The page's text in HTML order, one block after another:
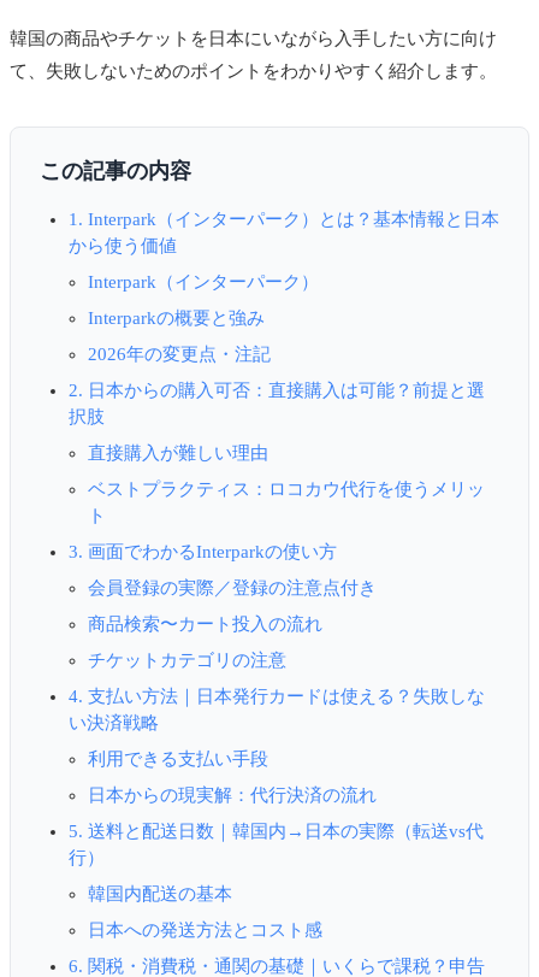
韓国の商品やチケットを日本にいながら入手したい方に向け
て、失敗しないためのポイントをわかりやすく紹介します。
この記事の内容
1. Interpark（インターパーク）とは？基本情報と日本
から使う価値
Interpark（インターパーク）
Interparkの概要と強み
2026年の変更点・注記
2. 日本からの購入可否：直接購入は可能？前提と選
択肢
直接購入が難しい理由
ベストプラクティス：ロコカウ代行を使うメリッ
ト
3. 画面でわかるInterparkの使い方
会員登録の実際／登録の注意点付き
商品検索〜カート投入の流れ
チケットカテゴリの注意
4. 支払い方法｜日本発行カードは使える？失敗しな
い決済戦略
利用できる支払い手段
日本からの現実解：代行決済の流れ
5. 送料と配送日数｜韓国内→日本の実際（転送vs代
行）
韓国内配送の基本
日本への発送方法とコスト感
6. 関税・消費税・通関の基礎｜いくらで課税？申告